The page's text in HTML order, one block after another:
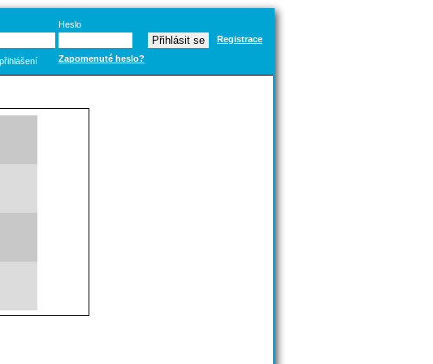
Heslo
Registrace
Zapomenuté heslo?